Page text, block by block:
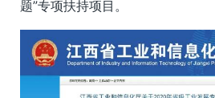
题”专项扶持项目。